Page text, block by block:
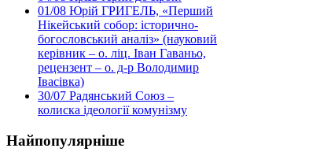
01/08 Юрій ГРИГЕЛЬ, «Перший
Нікейський собор: історично-
богословський аналіз» (науковий
керівник – о. ліц. Іван Гаваньо,
рецензент – о. д-р Володимир
Івасівка)
30/07 Радянський Союз –
колиска ідеології комунізму
Найпопулярніше